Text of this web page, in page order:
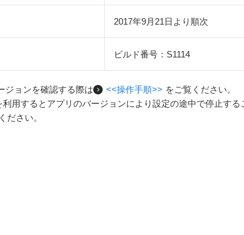
2017年9月21日より順次
ビルド番号：S1114
ジョンを確認する際は <<操作手順>> をご覧ください。
用するとアプリのバージョンにより設定の途中で停止する
ださい。